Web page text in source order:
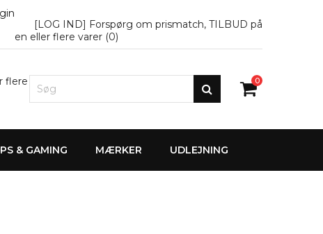
[LOG IND] Forspørg om prismatch, TILBUD på
en eller flere varer (0)
0
flere
& GAMING MÆRKER UDLEJNING